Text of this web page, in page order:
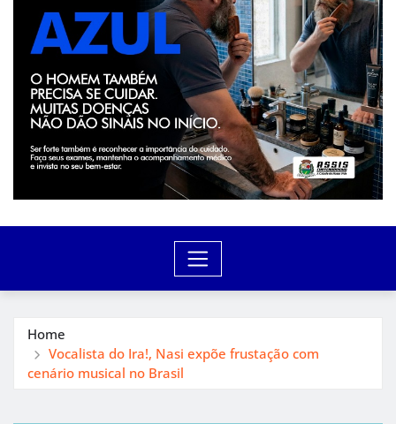
Home
Vocalista do Ira!, Nasi expõe frustação com
cenário musical no Brasil